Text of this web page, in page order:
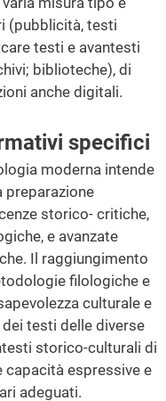
(pubblicità, testi
testi e avantesti
biblioteche), di
anche digitali.
specifici
moderna intende
storico- critiche,
e avanzate
Il raggiungimento
filologiche e
culturale e
testi delle diverse
storico-culturali di
capacità espressive e
adeguati.